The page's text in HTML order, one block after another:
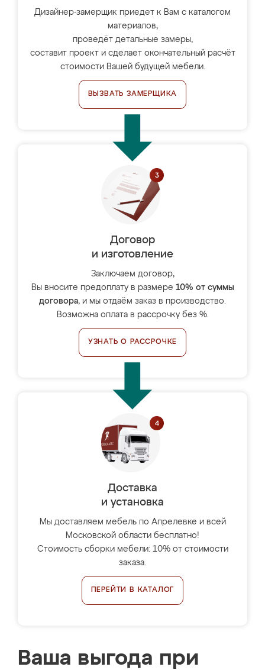
Дизайнер-замерщик приедет к Вам с каталогом
материалов,
проведёт детальные замеры,
составит проект и сделает окончательный расчёт
стоимости Вашей будущей мебели.
ВЫЗВАТЬ ЗАМЕРЩИКА
Договор
и изготовление
Заключаем договор,
Вы вносите предоплату в размере 10% от суммы
договора, и мы отдаём заказ в производство.
Возможна оплата в рассрочку без %.
УЗНАТЬ О РАССРОЧКЕ
Доставка
и установка
Мы доставляем мебель по Апрелевке и всей
Московской области бесплатно!
Стоимость сборки мебели: 10% от стоимости
заказа.
ПЕРЕЙТИ В КАТАЛОГ
Ваша выгода при